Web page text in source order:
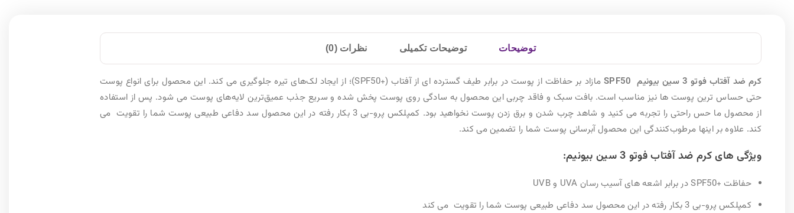
توضیحات توضیحات تکمیلی نظرات (0)
کرم ضد آفتاب فوتو 3 سین بیونیم SPF50
مازاد بر حفاظت از پوست در برابر طیف گسترده ای از آفتاب (+SPF50)؛ از ایجاد لک‌های تیره جلوگیری می کند. این محصول برای انواع پوست
حتی حساس ترین پوست ها نیز مناسب است. بافت سبک و فاقد چربی این محصول به سادگی روی پوست پخش ‌شده و سریع جذب عمیق‌ترین لایه‌های پوست می شود. پس از استفاده
از محصول ما حس راحتی را تجربه می کنید و شاهد چرب شدن و برق زدن پوست نخواهید بود. کمپلکس پرو-بی 3 بکار رفته در این محصول سد دفاعی طبیعی پوست شما را تقویت می
کند. علاوه بر اینها مرطوب‌کنندگی این محصول آبرسانی پوست شما را تضمین می کند.
ویژگی های کرم ضد آفتاب فوتو 3 سین بیونیم:
حفاظت +SPF50 در برابر اشعه‌ های آسیب رسان UVA و UVB
کمپلکس پرو-بی 3 بکار رفته در این محصول سد دفاعی طبیعی پوست شما را تقویت می کند